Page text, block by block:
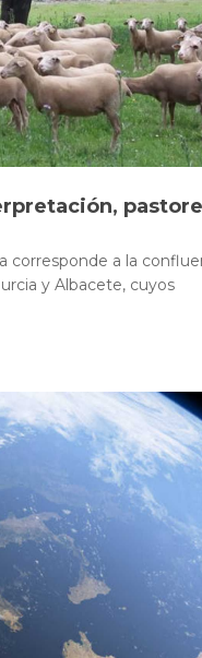
corresponde a la
y Albacete, cuyos